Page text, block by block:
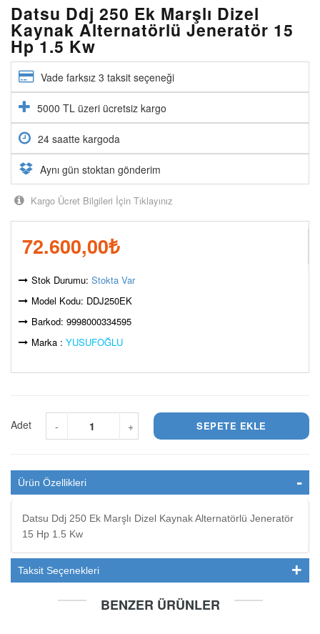
Datsu Ddj 250 Ek Marşlı Dizel
Kaynak Alternatörlü Jeneratör 15
Hp 1.5 Kw
Vade farksız 3 taksit seçeneği
5000 TL üzeri ücretsiz kargo
24 saatte kargoda
Aynı gün stoktan gönderim
Kargo Ücret Bilgileri İçin Tıklayınız
72.600,00₺
Stok Durumu: Stokta Var
Model Kodu: DDJ250EK
Barkod: 9998000334595
Marka : YUSUFOĞLU
Adet +
-
Ürün Özellikleri
Datsu Ddj 250 Ek Marşlı Dizel Kaynak Alternatörlü Jeneratör
15 Hp 1.5 Kw
Taksit Seçenekleri
BENZER ÜRÜNLER